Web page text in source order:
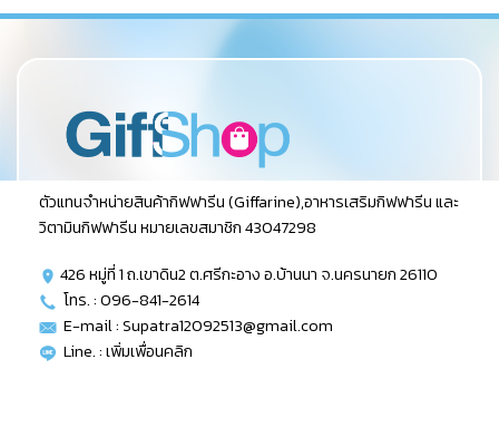
ตัวแทนจำหน่ายสินค้ากิฟฟารีน (Giffarine),อาหารเสริมกิฟฟารีน และ
วิตามินกิฟฟารีน หมายเลขสมาชิก 43047298
426 หมู่ที่ 1 ถ.เขาดิน2 ต.ศรีกะอาง อ.บ้านนา จ.นครนายก 26110
โทร. : 096-841-2614
E-mail : Supatra12092513@gmail.com
Line. :เพิ่มเพื่อนคลิก